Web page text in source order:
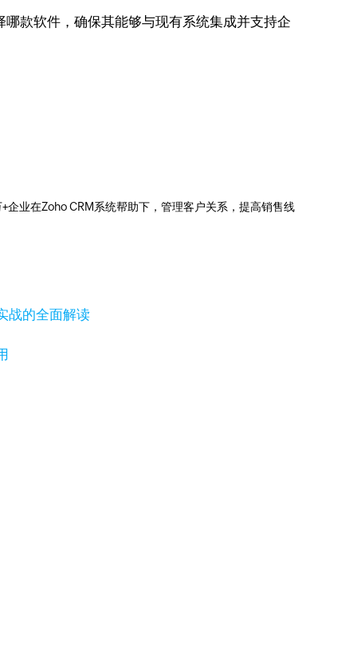
款软件，确保其能够与现有系统集成并支持企
业在Zoho CRM系统帮助下，管理客户关系，提高销售线
战的全面解读